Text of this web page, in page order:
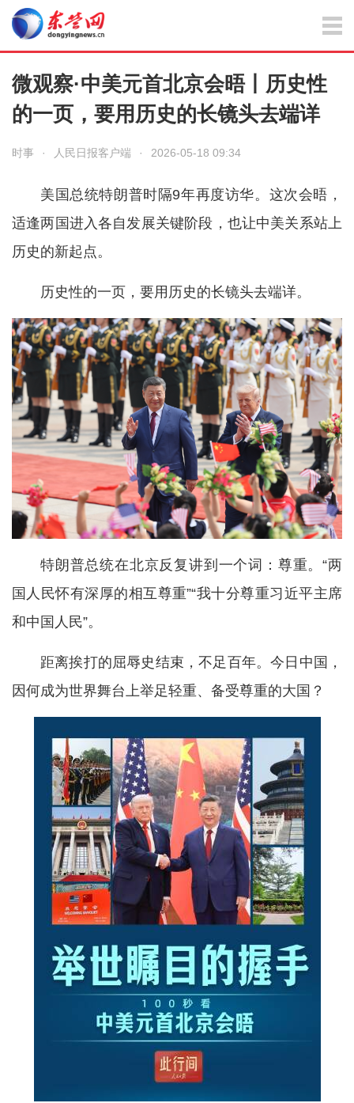
微观察·中美元首北京会晤丨历史性
的一页，要用历史的长镜头去端详
时事 · 人民日报客户端 · 2026-05-18 09:34
美国总统特朗普时隔9年再度访华。这次会晤，
适逢两国进入各自发展关键阶段，也让中美关系站上
历史的新起点。
历史性的一页，要用历史的长镜头去端详。
特朗普总统在北京反复讲到一个词：尊重。“两
国人民怀有深厚的相互尊重”“我十分尊重习近平主席
和中国人民”。
距离挨打的屈辱史结束，不足百年。今日中国，
因何成为世界舞台上举足轻重、备受尊重的大国？